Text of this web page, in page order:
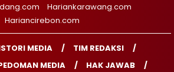
Hariankarawang.com
Hariancirebon.com
MEDIA
TIM REDAKSI
MEDIA
HAK JAWAB